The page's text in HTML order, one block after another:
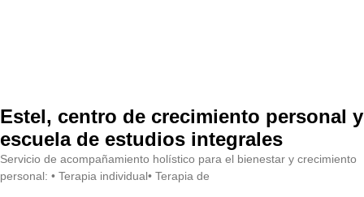
Estel, centro de crecimiento personal y
escuela de estudios integrales
Servicio de acompañamiento holístico para el bienestar y crecimiento
personal: • Terapia individual• Terapia de